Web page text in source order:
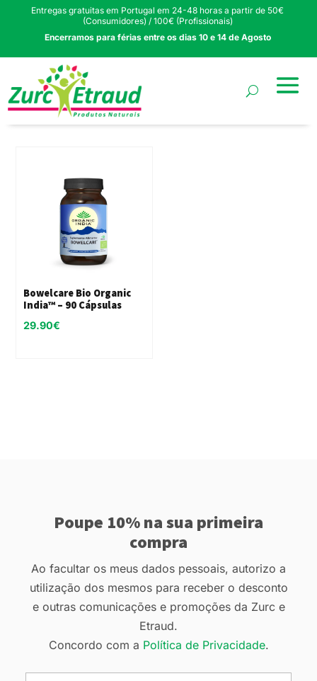
Entregas gratuitas em Portugal em 24-48 horas a partir de 50€
(Consumidores) / 100€ (Profissionais)
Encerramos para férias entre os dias 10 e 14 de Agosto
Bowelcare Bio Organic
India™ – 90 Cápsulas
29.90€
Poupe 10% na sua primeira
compra
Ao facultar os meus dados pessoais, autorizo a
utilização dos mesmos para receber o desconto
e outras comunicações e promoções da Zurc e
Etraud.
Concordo com a Política de Privacidade.